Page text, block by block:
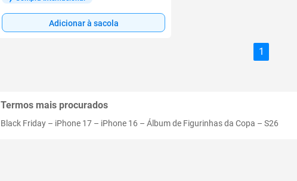
Adicionar à sacola
1
Termos mais procurados
Black Friday – iPhone 17 – iPhone 16 – Álbum de Figurinhas da Copa – S26